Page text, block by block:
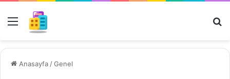
Menü
Anasayfa /Genel